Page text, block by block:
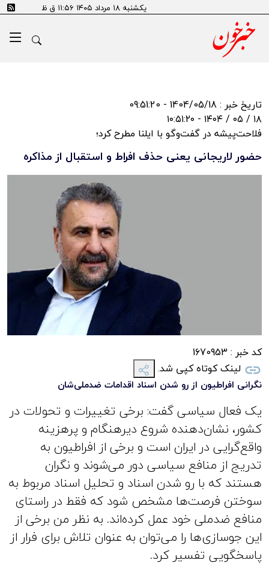
یکشنبه ۱۸ مرداد ۱۴۰۵ ۱۱:۵۶ ق ظ
تاریخ خبر : 1404/05/18 - 09:51:20
۱۸ / ۰۵ / ۱۴۰۴ - ۱۰:۵۱:۲۰
فلاحت‌پیشه در گفت‌وگو با ایلنا مطرح کرد؛
حضور لاریجانی یعنی حذف افراط و استقبال از مذاکره
کد خبر :1670953
لینک کوتاه کپی شد.
نگرانی افراطیون از رو شدن اسناد اقدامات ضد‌ملی‌شان
یک فعال سیاسی گفت: برخی تغییرات و تحولات در
کشور، نشان‌دهنده شروع دیرهنگام و پرهزینه
واقع‌گرایی در ایران است و برخی از افراطیون به
تدریج از منافع سیاسی دور می‌شوند و نگران
هستند که با رو شدن اسناد و تحلیل اسناد مربوط به
سوختن فرصت‌ها مشخص شود که فقط در راستای
منافع ضدملی خود عمل کرده‌اند. به نظر من برخی از
این جوسازی‌ها را می‌توان به عنوان تلاش برای فرار از
پاسخگویی تفسیر کرد.